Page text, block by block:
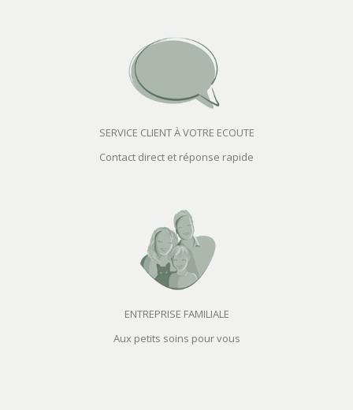
SERVICE CLIENT À VOTRE ECOUTE
Contact direct et réponse rapide
ENTREPRISE FAMILIALE
Aux petits soins pour vous